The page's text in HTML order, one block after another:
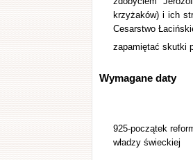
krzyżaków) i ich
Cesarstwo
zapamiętać skutki
Wymagane daty
925-początek
władzy świeckiej